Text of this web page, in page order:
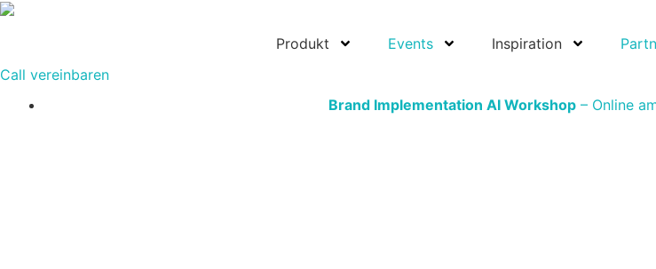
Produkt Events Inspiration
Call vereinbaren
Brand Implementation AI Workshop – Online